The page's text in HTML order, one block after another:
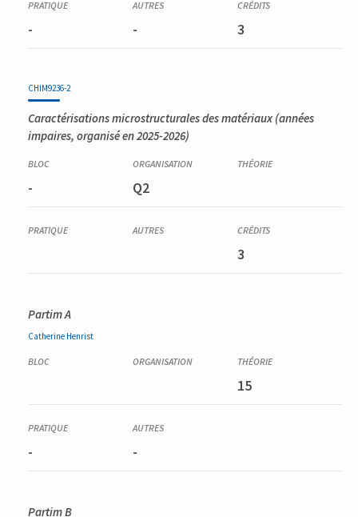
- - 3
CHIM9236-2
Caractérisations microstructurales des matériaux(années
impaires, organisé en 2025-2026)
- Q2
3
Partim A
Catherine Henrist
15
- -
Partim B